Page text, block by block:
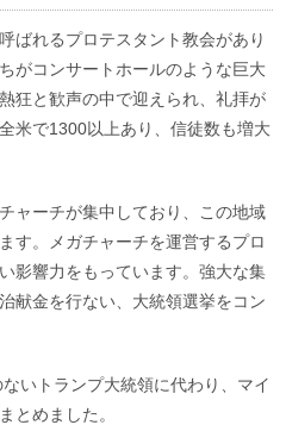
ばれるプロテスタント教会があり
がコンサートホールのような巨大
狂と歓声の中で迎えられ、礼拝が
米で1300以上あり、信徒数も増大
ャーチが集中しており、この地域
す。メガチャーチを運営するプロ
影響力をもっています。強大な集
献金を行ない、大統領選挙をコン
いトランプ大統領に代わり、マイ
とめました。